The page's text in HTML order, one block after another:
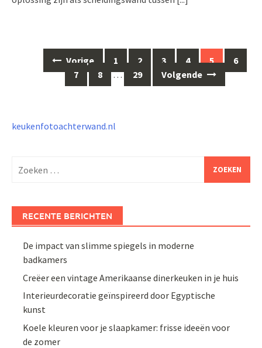
Berichten
navigatie
Vorige 1 2 3 4 5
6
7
8 … 29 Volgende
keukenfotoachterwand.nl
naar:
RECENTE BERICHTEN
De impact van slimme spiegels in moderne
badkamers
Creëer een vintage Amerikaanse dinerkeuken in je huis
Interieurdecoratie geïnspireerd door Egyptische
kunst
Koele kleuren voor je slaapkamer: frisse ideeën voor
de zomer